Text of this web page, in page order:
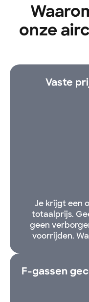
onze
Vaste
Je krijgt een
totaalprijs.
geen
voorrijden.
F-gassen